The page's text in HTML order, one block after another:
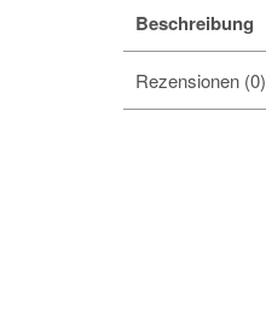
Beschreibung
Rezensionen (0)